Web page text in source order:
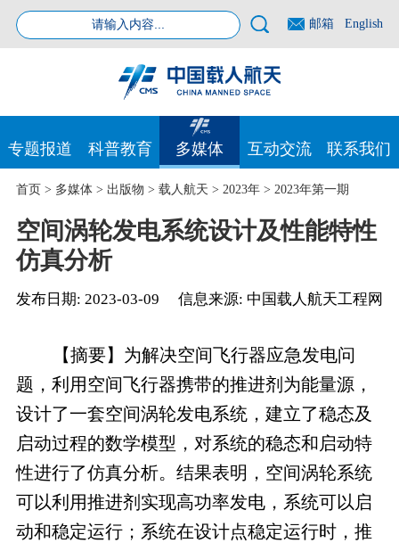
邮箱 English
专题报道 科普教育 多媒体 互动交流 联系我们
首页> 多媒体> 出版物 > 载人航天 > 2023年> 2023年第一期
空间涡轮发电系统设计及性能特性
仿真分析
发布日期: 2023-03-09 信息来源: 中国载人航天工程网
【摘要】为解决空间飞行器应急发电问
题，利用空间飞行器携带的推进剂为能量源，
设计了一套空间涡轮发电系统，建立了稳态及
启动过程的数学模型，对系统的稳态和启动特
性进行了仿真分析。结果表明，空间涡轮系统
可以利用推进剂实现高功率发电，系统可以启
动和稳定运行；系统在设计点稳定运行时，推